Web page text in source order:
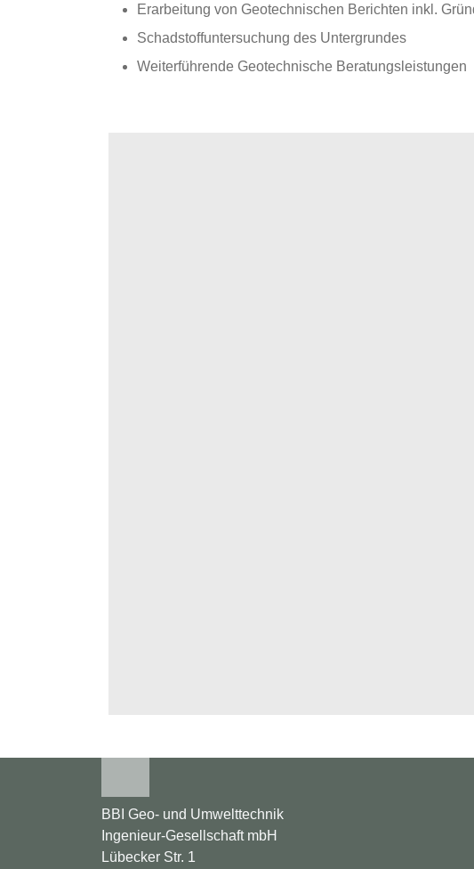
Erarbeitung von Geotechnischen Berichten inkl.
Schadstoffuntersuchung des Untergrundes
Weiterführende Geotechnische Beratungsleistungen
BBI Geo- und Umwelttechnik
Ingenieur-Gesellschaft mbH
Lübecker Str. 1